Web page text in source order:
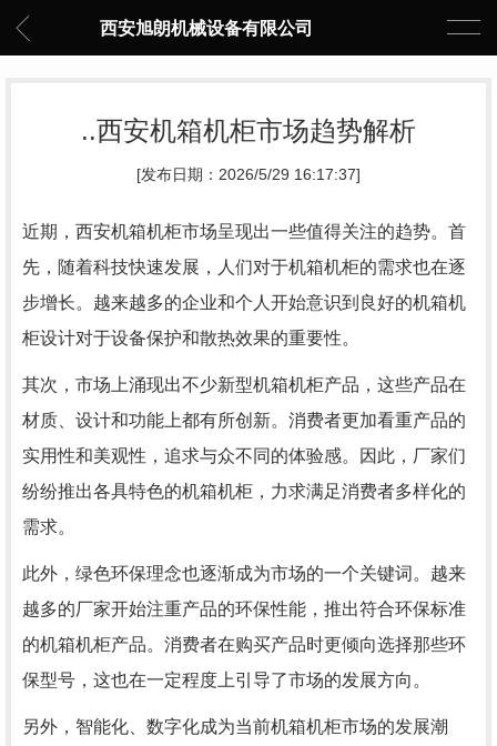
西安旭朗机械设备有限公司
..西安机箱机柜市场趋势解析
[发布日期：2026/5/29 16:17:37]
近期，西安机箱机柜市场呈现出一些值得关注的趋势。首
先，随着科技快速发展，人们对于机箱机柜的需求也在逐
步增长。越来越多的企业和个人开始意识到良好的机箱机
柜设计对于设备保护和散热效果的重要性。
其次，市场上涌现出不少新型机箱机柜产品，这些产品在
材质、设计和功能上都有所创新。消费者更加看重产品的
实用性和美观性，追求与众不同的体验感。因此，厂家们
纷纷推出各具特色的机箱机柜，力求满足消费者多样化的
需求。
此外，绿色环保理念也逐渐成为市场的一个关键词。越来
越多的厂家开始注重产品的环保性能，推出符合环保标准
的机箱机柜产品。消费者在购买产品时更倾向选择那些环
保型号，这也在一定程度上引导了市场的发展方向。
另外，智能化、数字化成为当前机箱机柜市场的发展潮